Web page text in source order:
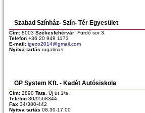
Szabad Színház- Szín- Tér Egyesület
Cím: 8003 Székesfehérvár , Fürdő sor 3.
Telefon +36 20 949 1173
E-mail: igezo2014@gmail.com
Nyitva tartás rugalmas
GP System Kft. - Kadét Autósiskola
Cím: 2890 Tata , Új út 1/a.
Telefon 30/9568344
Fax 34/380-442
Nyitva tartás 08.30-17.00